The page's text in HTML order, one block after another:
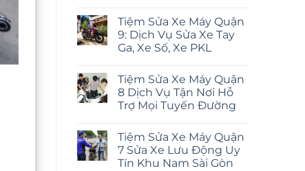
Tiệm Sửa Xe Máy Quận
9: Dịch Vụ Sửa Xe Tay
Ga, Xe Số, Xe PKL
Tiệm Sửa Xe Máy Quận
8 Dịch Vụ Tận Nơi Hỗ
Trợ Mọi Tuyến Đường
Tiệm Sửa Xe Máy Quận
7 Sửa Xe Lưu Động Uy
Tín Khu Nam Sài Gòn